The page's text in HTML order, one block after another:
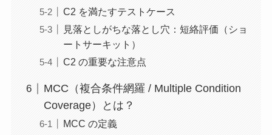
C2 を満たすテストケース
見落としがちな落とし穴：短絡評価（ショ
ートサーキット）
C2 の重要な注意点
MCC（複合条件網羅 / Multiple Condition
Coverage）とは？
MCC の定義